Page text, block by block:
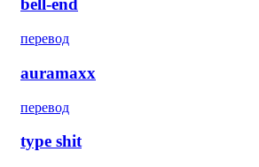
bell-end
перевод
auramaxx
перевод
type shit